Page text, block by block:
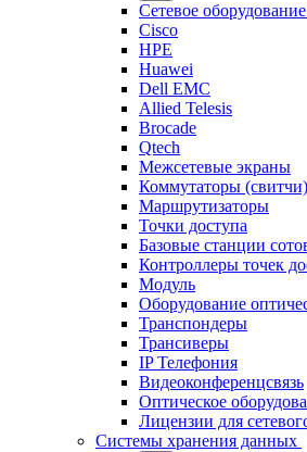
Сетевое оборудование
Cisco
HPE
Huawei
Dell EMC
Allied Telesis
Brocade
Qtech
Межсетевые экраны
Коммутаторы (свитчи)
Маршрутизаторы
Точки доступа
Базовые станции
Контроллеры точек
Модуль
Оборудование
Транспондеры
Трансиверы
IP Телефония
Видеоконференцсвязь
Оптическое
Лицензии для
Системы хранения данных